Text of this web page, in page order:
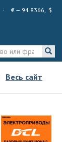
€ — 94.8366, $
Весь сайт